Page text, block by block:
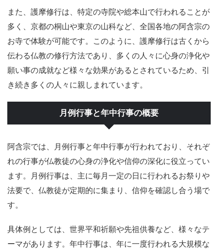
また、護摩修行は、特定の寺院や総本山で行われることが
多く、京都の桐山や東京の山科など、全国各地の阿含宗の
お寺で体験が可能です。このように、護摩修行は古くから
伝わる仏教の修行方法であり、多くの人々に心身の浄化や
願い事の成就など様々な効果があるとされているため、引
き続き多くの人々に親しまれています。
月例行事と年中行事の概要
阿含宗では、月例行事と年中行事が行われており、それぞ
れの行事が仏教徒の心身の浄化や信仰の深化に役立ってい
ます。月例行事は、主に毎月一定の日に行われるお祭りや
法要で、仏教徒が定期的に集まり、信仰を確認し合う場で
す。
具体例としては、世界平和祈願や先祖供養など、様々なテ
ーマがあります。年中行事は、年に一度行われる大規模な